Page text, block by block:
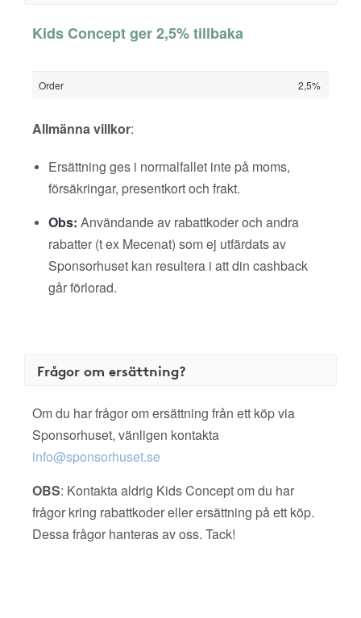
Kids Concept ger 2,5% tillbaka
Order 2,5%
Allmänna villkor:
Ersättning ges i normalfallet inte på moms,
försäkringar, presentkort och frakt.
Obs: Användande av rabattkoder och andra
rabatter (t ex Mecenat) som ej utfärdats av
Sponsorhuset kan resultera i att din cashback
går förlorad.
Frågor om ersättning?
Om du har frågor om ersättning från ett köp via
Sponsorhuset, vänligen kontakta
info@sponsorhuset.se
OBS: Kontakta aldrig Kids Concept om du har
frågor kring rabattkoder eller ersättning på ett köp.
Dessa frågor hanteras av oss. Tack!